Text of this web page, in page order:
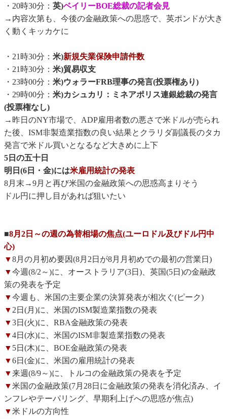
・20時30分： 英)ベイリーBOE総裁の記者会見
→内容次第も、今後の金融政策への思惑で、英ポンドが大き
く動くキッカケに
・21時30分： 米)新規失業保険申請件数
・21時30分： 米)貿易収支
・23時00分： 米)ウォラーFRB理事の発言(投票権あり)
・29時00分： 米)カシュカリ：ミネアポリス連銀総裁の発言
(投票権なし)
→昨日のNY市場で、ADP雇用者数の悪さで米ドルが売られ
た後、ISM非製造業指数の良い結果とクラリダ副議長のタカ
発言で米ドル買いとなるなど大きめに上下
5日の五十日
明日(6日・金)には米雇用統計の発表
8月末→9月と再び米国の金融政策への思惑高まりそう
ドル円に押し目があれば狙いたい
■8月2日～の週の為替相場の焦点(ユーロドル及びドル円中
心)
▼8月の月初め要因(8月2日が8月月初めでの最初の営業日)
▼今週(8/2～)に、オーストラリア(3日)、英国(5日)の金融政
策の発表を予定
▼今週も、米国の主要企業の決算発表が相次ぐ(ピーク)
▼2日(月)に、米国のISM製造業指数の発表
▼3日(火)に、RBA金融政策の発表
▼4日(水)に、米国のISM非製造業指数の発表
▼ 5日(木)に、BOE金融政策の発表
▼6日(金)に、米国の雇用統計の発表
▼来週(8/9～)に、トルコの金融政策の発表を予定
▼米国の金融政策(7月28日に金融政策の発表を消化済み、イ
ンフレやテーパリング、早期利上げへの思惑が焦点)
▼米ドルの方向性